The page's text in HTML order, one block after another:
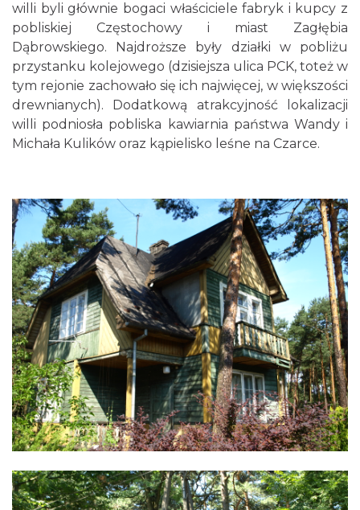
willi byli głównie bogaci właściciele fabryk i kupcy z
pobliskiej Częstochowy i miast Zagłębia
Dąbrowskiego. Najdroższe były działki w pobliżu
przystanku kolejowego (dzisiejsza ulica PCK, toteż w
tym rejonie zachowało się ich najwięcej, w większości
drewnianych). Dodatkową atrakcyjność lokalizacji
willi podniosła pobliska kawiarnia państwa Wandy i
Michała Kulików oraz kąpielisko leśne na Czarce.